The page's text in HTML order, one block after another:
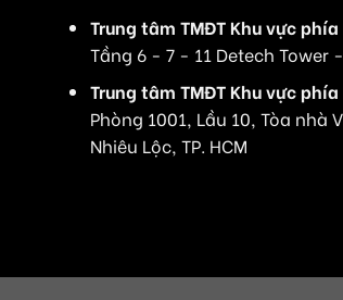
Trung tâm TMĐT Khu vực phía
Tầng 6 - 7 - 11 Detech Tower
Trung tâm TMĐT Khu vực phía
Phòng 1001, Lầu 10, Tòa nhà
Nhiêu Lộc, TP. HCM